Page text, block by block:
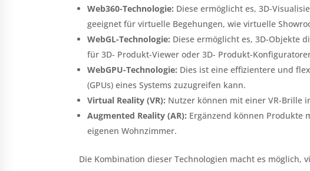
Web360-Technologie: Diese ermöglicht es, 3D-
geeignet für virtuelle Begehungen, wie virtuelle
WebGL-Technologie: Diese ermöglicht es, 3D-Objekte
für 3D- Produkt-Viewer oder 3D- Produkt-
WebGPU-Technologie: Dies ist eine effizientere und
(GPUs) eines Systems zuzugreifen kann.
Virtual Reality (VR): Nutzer können mit einer VR-Brille
Augmented Reality (AR): Ergänzend können Produkte
eigenen Wohnzimmer.
Die Kombination dieser Technologien macht es